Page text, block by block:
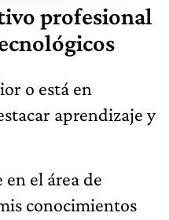
profesional
o está en
aprendizaje y
el área de
conocimientos